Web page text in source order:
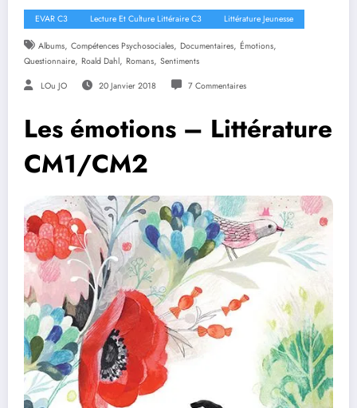
EVAR C3 Lecture Et Culture Littéraire C3 Littérature Jeunesse
Albums, Compétences Psychosociales, Documentaires, Émotions,
Questionnaire, Roald Dahl, Romans, Sentiments
LOu JO 20 Janvier 2018 7 Commentaires
Les émotions – Littérature
CM1/CM2